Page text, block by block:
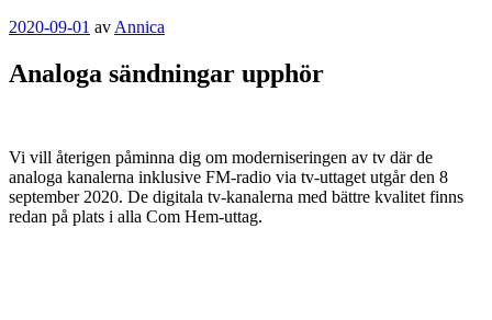
Publicerat
2020-09-01 av Annica
Analoga sändningar upphör
Vi vill återigen påminna dig om moderniseringen av tv där de
analoga kanalerna inklusive FM-radio via tv-uttaget utgår den 8
september 2020. De digitala tv-kanalerna med bättre kvalitet finns
redan på plats i alla Com Hem-uttag.